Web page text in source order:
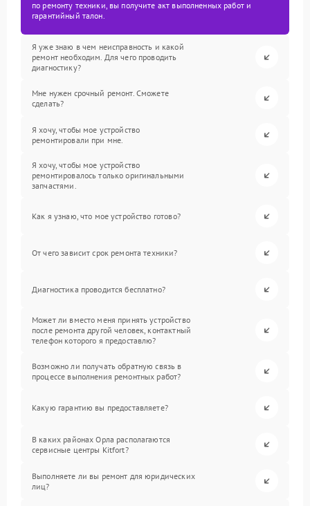
по ремонту техники, вы получите акт выполненных работ и
гарантийный талон.
Я уже знаю в чем неисправность и какой
ремонт необходим. Для чего проводить
диагностику?
Мне нужен срочный ремонт. Сможете
сделать?
Я хочу, чтобы мое устройство
ремонтировали при мне.
Я хочу, чтобы мое устройство
ремонтировалось только оригинальными
запчастями.
Как я узнаю, что мое устройство готово?
От чего зависит срок ремонта техники?
Диагностика проводится бесплатно?
Может ли вместо меня принять устройство
после ремонта другой человек, контактный
телефон которого я предоставлю?
Возможно ли получать обратную связь в
процессе выполнения ремонтных работ?
Какую гарантию вы предоставляете?
В каких районах Орла располагаются
сервисные центры Kitfort?
Выполняете ли вы ремонт для юридических
лиц?